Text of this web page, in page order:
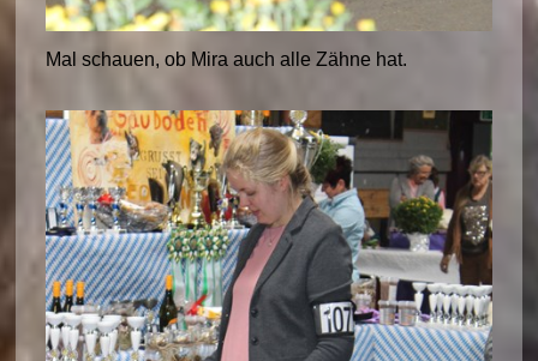
Mal schauen, ob Mira auch alle Zähne hat.